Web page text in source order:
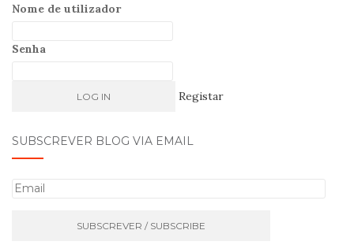
Nome de utilizador
Senha
Registar
SUBSCREVER BLOG VIA EMAIL
E